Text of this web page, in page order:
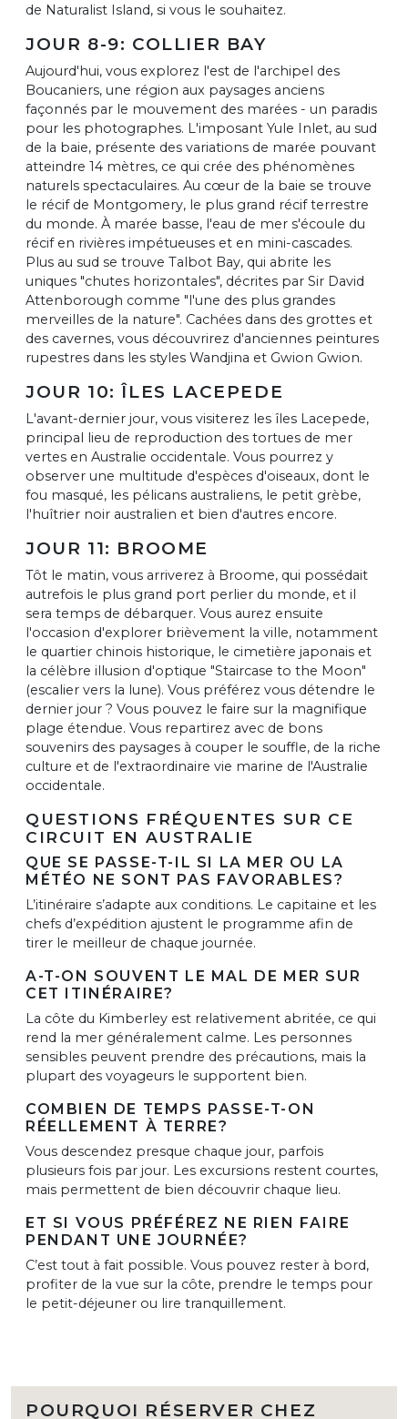
de Naturalist Island, si vous le souhaitez.
JOUR 8-9: COLLIER BAY
Aujourd'hui, vous explorez l'est de l'archipel des
Boucaniers, une région aux paysages anciens
façonnés par le mouvement des marées - un paradis
pour les photographes. L'imposant Yule Inlet, au sud
de la baie, présente des variations de marée pouvant
atteindre 14 mètres, ce qui crée des phénomènes
naturels spectaculaires. Au cœur de la baie se trouve
le récif de Montgomery, le plus grand récif terrestre
du monde. À marée basse, l'eau de mer s'écoule du
récif en rivières impétueuses et en mini-cascades.
Plus au sud se trouve Talbot Bay, qui abrite les
uniques "chutes horizontales", décrites par Sir David
Attenborough comme "l'une des plus grandes
merveilles de la nature". Cachées dans des grottes et
des cavernes, vous découvrirez d'anciennes peintures
rupestres dans les styles Wandjina et Gwion Gwion.
JOUR 10: ÎLES LACEPEDE
L'avant-dernier jour, vous visiterez les îles Lacepede,
principal lieu de reproduction des tortues de mer
vertes en Australie occidentale. Vous pourrez y
observer une multitude d'espèces d'oiseaux, dont le
fou masqué, les pélicans australiens, le petit grèbe,
l'huîtrier noir australien et bien d'autres encore.
JOUR 11: BROOME
Tôt le matin, vous arriverez à Broome, qui possédait
autrefois le plus grand port perlier du monde, et il
sera temps de débarquer. Vous aurez ensuite
l'occasion d'explorer brièvement la ville, notamment
le quartier chinois historique, le cimetière japonais et
la célèbre illusion d'optique "Staircase to the Moon"
(escalier vers la lune). Vous préférez vous détendre le
dernier jour ? Vous pouvez le faire sur la magnifique
plage étendue. Vous repartirez avec de bons
souvenirs des paysages à couper le souffle, de la riche
culture et de l'extraordinaire vie marine de l'Australie
occidentale.
QUESTIONS FRÉQUENTES SUR CE
CIRCUIT EN AUSTRALIE
QUE SE PASSE-T-IL SI LA MER OU LA
MÉTÉO NE SONT PAS FAVORABLES?
L’itinéraire s’adapte aux conditions. Le capitaine et les
chefs d’expédition ajustent le programme afin de
tirer le meilleur de chaque journée.
A-T-ON SOUVENT LE MAL DE MER SUR
CET ITINÉRAIRE?
La côte du Kimberley est relativement abritée, ce qui
rend la mer généralement calme. Les personnes
sensibles peuvent prendre des précautions, mais la
plupart des voyageurs le supportent bien.
COMBIEN DE TEMPS PASSE-T-ON
RÉELLEMENT À TERRE?
Vous descendez presque chaque jour, parfois
plusieurs fois par jour. Les excursions restent courtes,
mais permettent de bien découvrir chaque lieu.
ET SI VOUS PRÉFÉREZ NE RIEN FAIRE
PENDANT UNE JOURNÉE?
C’est tout à fait possible. Vous pouvez rester à bord,
profiter de la vue sur la côte, prendre le temps pour
le petit-déjeuner ou lire tranquillement.
POURQUOI RÉSERVER CHEZ